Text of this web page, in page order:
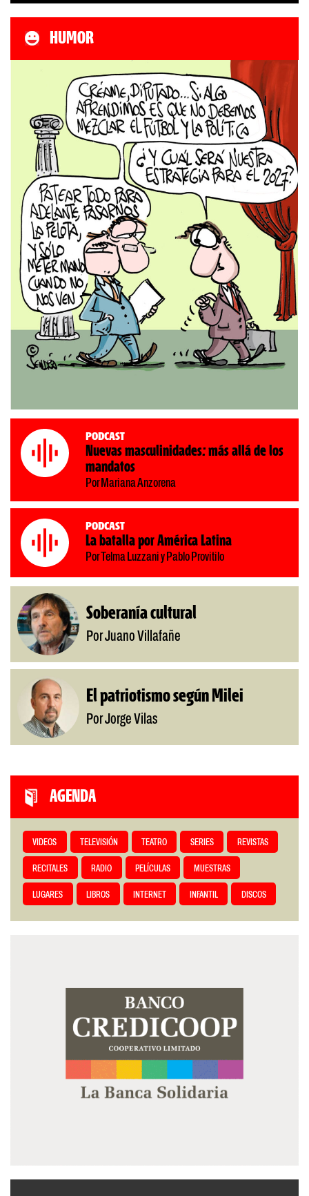
HUMOR
Podcast
Nuevas masculinidades: más allá de los
mandatos
Por Mariana Anzorena
Podcast
La batalla por América Latina
Por Telma Luzzani y Pablo Provitilo
Soberanía cultural
Por Juano Villafañe
El patriotismo según Milei
Por Jorge Vilas
AGENDA
VIDEOS TELEVISIÓN TEATRO SERIES REVISTAS
RECITALES RADIO PELÍCULAS MUESTRAS
LUGARES LIBROS INTERNET INFANTIL DISCOS